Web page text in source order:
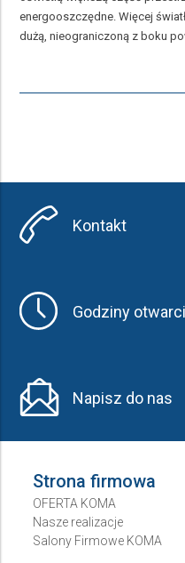
energooszczędne. Więcej
dużą, nieograniczoną z boku
Kontakt
Godziny
Napisz do nas
Strona firmowa
OFERTA KOMA
Nasze realizacje
Salony Firmowe KOMA